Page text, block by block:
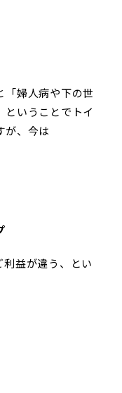
「婦人病や下の世
いうことでトイ
が、今は
益が違う、とい